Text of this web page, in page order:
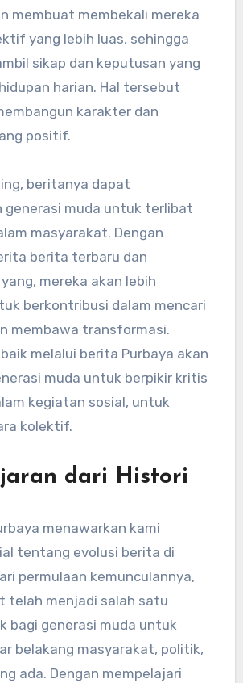
membuat membekali mereka
yang lebih luas, sehingga
sikap dan keputusan yang
harian. Hal tersebut
karakter dan
positif.
beritanya dapat
generasi muda untuk terlibat
masyarakat. Dengan
berita terbaru dan
mereka akan lebih
berkontribusi dalam mencari
membawa transformasi.
melalui berita Purbaya akan
muda untuk berpikir kritis
kegiatan sosial, untuk
kolektif.
dari Histori
menawarkan kami
tentang evolusi berita di
permulaan kemunculannya,
telah menjadi salah satu
bagi generasi muda untuk
belakang masyarakat, politik,
ada. Dengan mempelajari